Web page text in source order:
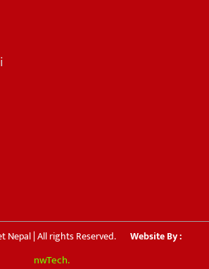
Nepal | All rights Reserved. Website By :
nwTech.